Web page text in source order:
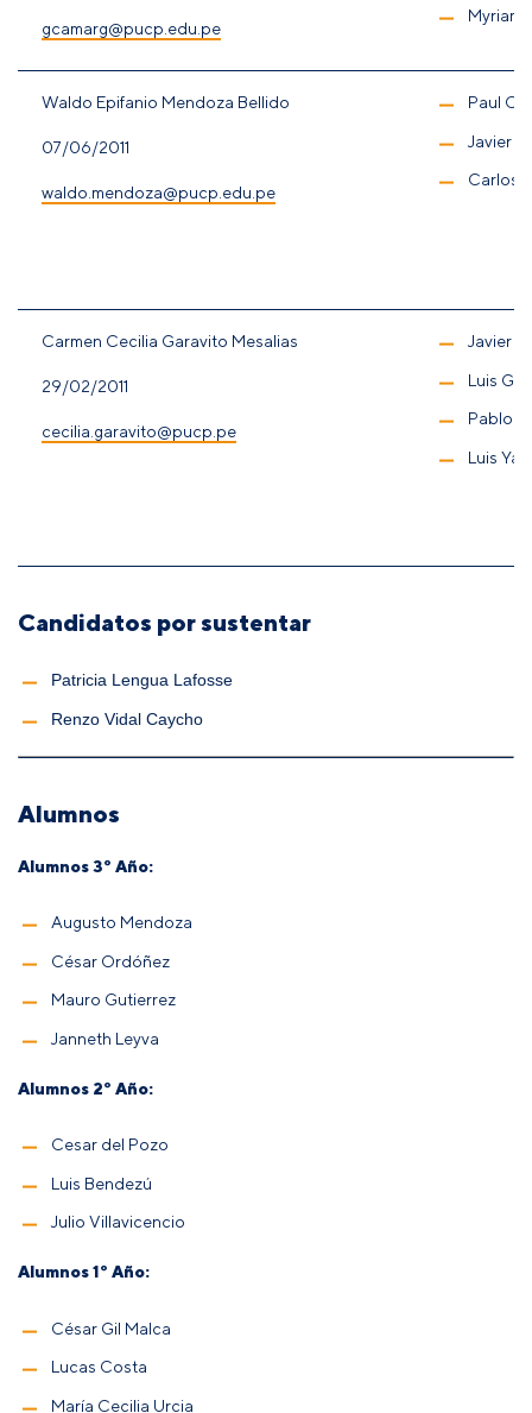
gcamarg@pucp.edu.pe
Myriam
Waldo Epifanio Mendoza Bellido
07/06/2011
waldo.mendoza@pucp.edu.pe
Paul
Javier
Carlos
Carmen Cecilia Garavito Mesalias
29/02/2011
cecilia.garavito@pucp.pe
Javier
Luis
Pablo
Luis
Candidatos por sustentar
Patricia Lengua Lafosse
Renzo Vidal Caycho
Alumnos
Alumnos 3º Año:
Augusto Mendoza
César Ordóñez
Mauro Gutierrez
Janneth Leyva
Alumnos 2º Año:
Cesar del Pozo
Luis Bendezú
Julio Villavicencio
Alumnos 1º Año:
César Gil Malca
Lucas Costa
María Cecilia Urcia